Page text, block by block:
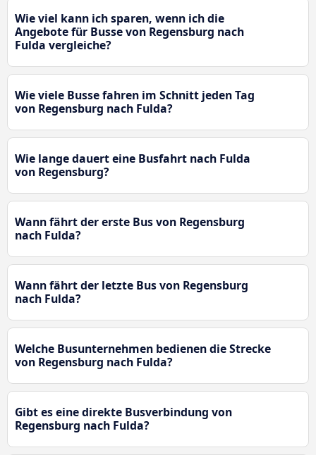
Wie viel kann ich sparen, wenn ich die
Angebote für Busse von Regensburg nach
Fulda vergleiche?
Wie viele Busse fahren im Schnitt jeden Tag
von Regensburg nach Fulda?
Wie lange dauert eine Busfahrt nach Fulda
von Regensburg?
Wann fährt der erste Bus von Regensburg
nach Fulda?
Wann fährt der letzte Bus von Regensburg
nach Fulda?
Welche Busunternehmen bedienen die Strecke
von Regensburg nach Fulda?
Gibt es eine direkte Busverbindung von
Regensburg nach Fulda?